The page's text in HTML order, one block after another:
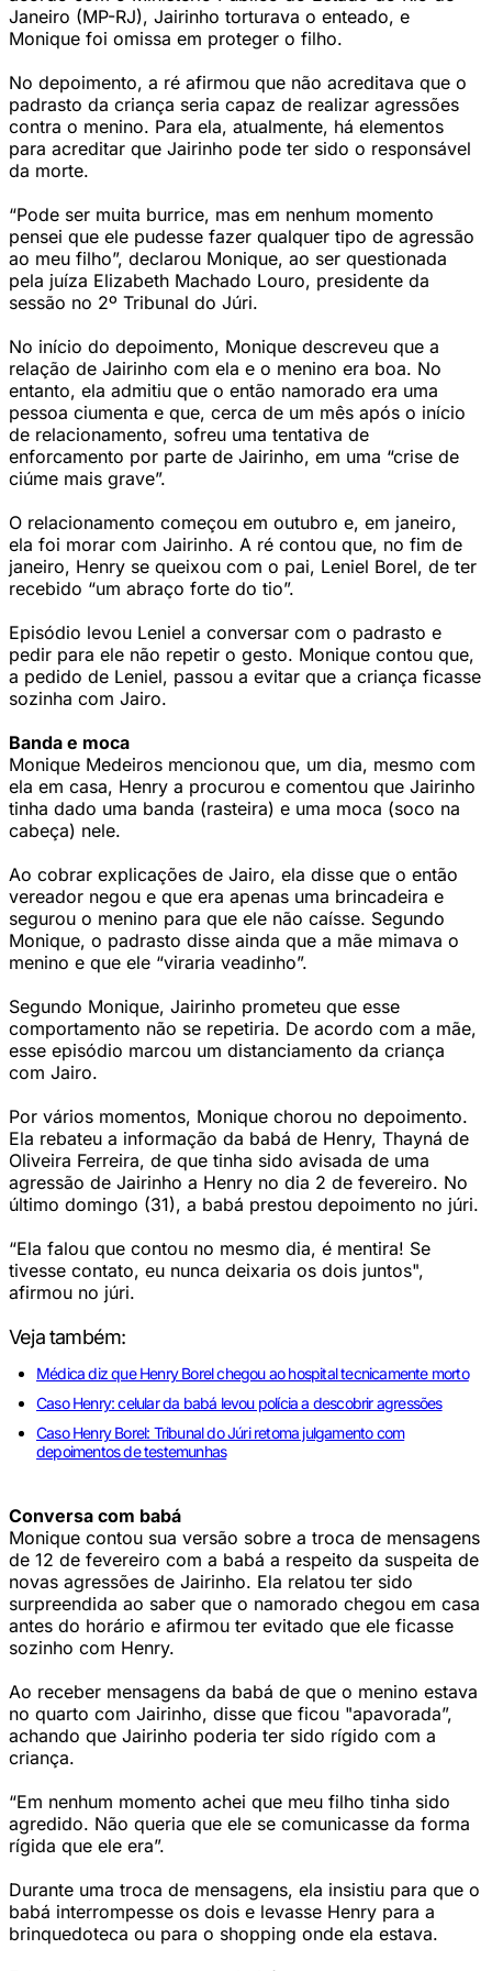
Janeiro (MP-RJ), Jairinho torturava o enteado, e
Monique foi omissa em proteger o filho.
No depoimento, a ré afirmou que não acreditava que o
padrasto da criança seria capaz de realizar agressões
contra o menino. Para ela, atualmente, há elementos
para acreditar que Jairinho pode ter sido o responsável
da morte.
“Pode ser muita burrice, mas em nenhum momento
pensei que ele pudesse fazer qualquer tipo de agressão
ao meu filho”, declarou Monique, ao ser questionada
pela juíza Elizabeth Machado Louro, presidente da
sessão no 2º Tribunal do Júri.
No início do depoimento, Monique descreveu que a
relação de Jairinho com ela e o menino era boa. No
entanto, ela admitiu que o então namorado era uma
pessoa ciumenta e que, cerca de um mês após o início
de relacionamento, sofreu uma tentativa de
enforcamento por parte de Jairinho, em uma “crise de
ciúme mais grave”.
O relacionamento começou em outubro e, em janeiro,
ela foi morar com Jairinho. A ré contou que, no fim de
janeiro, Henry se queixou com o pai, Leniel Borel, de ter
recebido “um abraço forte do tio”.
Episódio levou Leniel a conversar com o padrasto e
pedir para ele não repetir o gesto. Monique contou que,
a pedido de Leniel, passou a evitar que a criança ficasse
sozinha com Jairo.
Banda e moca
Monique Medeiros mencionou que, um dia, mesmo com
ela em casa, Henry a procurou e comentou que Jairinho
tinha dado uma banda (rasteira) e uma moca (soco na
cabeça) nele.
Ao cobrar explicações de Jairo, ela disse que o então
vereador negou e que era apenas uma brincadeira e
segurou o menino para que ele não caísse. Segundo
Monique, o padrasto disse ainda que a mãe mimava o
menino e que ele “viraria veadinho”.
Segundo Monique, Jairinho prometeu que esse
comportamento não se repetiria. De acordo com a mãe,
esse episódio marcou um distanciamento da criança
com Jairo.
Por vários momentos, Monique chorou no depoimento.
Ela rebateu a informação da babá de Henry, Thayná de
Oliveira Ferreira, de que tinha sido avisada de uma
agressão de Jairinho a Henry no dia 2 de fevereiro. No
último domingo (31), a babá prestou depoimento no júri.
“Ela falou que contou no mesmo dia, é mentira! Se
tivesse contato, eu nunca deixaria os dois juntos",
afirmou no júri.
Veja também:
Médica diz que Henry Borel chegou ao hospital tecnicamente morto
Caso Henry: celular da babá levou polícia a descobrir agressões
Caso Henry Borel: Tribunal do Júri retoma julgamento com
depoimentos de testemunhas
Conversa com babá
Monique contou sua versão sobre a troca de mensagens
de 12 de fevereiro com a babá a respeito da suspeita de
novas agressões de Jairinho. Ela relatou ter sido
surpreendida ao saber que o namorado chegou em casa
antes do horário e afirmou ter evitado que ele ficasse
sozinho com Henry.
Ao receber mensagens da babá de que o menino estava
no quarto com Jairinho, disse que ficou "apavorada”,
achando que Jairinho poderia ter sido rígido com a
criança.
“Em nenhum momento achei que meu filho tinha sido
agredido. Não queria que ele se comunicasse da forma
rígida que ele era”.
Durante uma troca de mensagens, ela insistiu para que o
babá interrompesse os dois e levasse Henry para a
brinquedoteca ou para o shopping onde ela estava.